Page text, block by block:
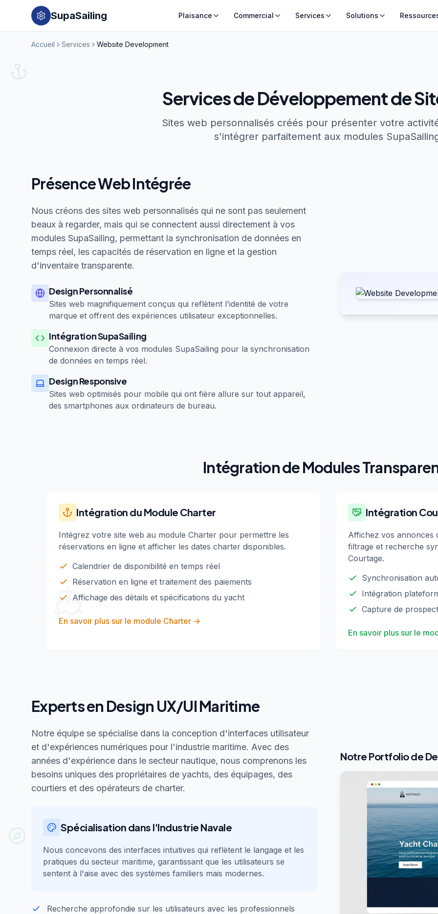
SupaSailing Plaisance Commercial Services Solutions
Accueil Services Website Development
Services de Développement de
Sites web personnalisés créés pour présenter votre
s'intégrer parfaitement aux modules
Présence Web Intégrée
Nous créons des sites web personnalisés qui ne sont pas seulement
beaux à regarder, mais qui se connectent aussi directement à vos
modules SupaSailing, permettant la synchronisation de données en
temps réel, les capacités de réservation en ligne et la gestion
d'inventaire transparente.
Design Personnalisé
Sites web magnifiquement conçus qui reflètent l'identité de votre
marque et offrent des expériences utilisateur exceptionnelles.
Intégration SupaSailing
Connexion directe à vos modules SupaSailing pour la synchronisation
de données en temps réel.
Design Responsive
Sites web optimisés pour mobile qui ont fière allure sur tout appareil,
des smartphones aux ordinateurs de bureau.
Intégration de Modules
Intégration du Module Charter
Intégrez votre site web au module Charter pour permettre les
réservations en ligne et afficher les dates charter disponibles.
Calendrier de disponibilité en temps réel
Réservation en ligne et traitement des paiements
Affichage des détails et spécifications du yacht
En savoir plus sur le module Charter →
Intégration
Affichez vos annonces
filtrage et recherche
Courtage.
Synchronisation
Intégration
Capture de
En savoir plus sur le
Experts en Design UX/UI Maritime
Notre équipe se spécialise dans la conception d'interfaces utilisateur
et d'expériences numériques pour l'industrie maritime. Avec des
années d'expérience dans le secteur nautique, nous comprenons les
besoins uniques des propriétaires de yachts, des équipages, des
courtiers et des opérateurs de charter.
Spécialisation dans l'Industrie Navale
Nous concevons des interfaces intuitives qui reflètent le langage et les
pratiques du secteur maritime, garantissant que les utilisateurs se
sentent à l'aise avec des systèmes familiers mais modernes.
Recherche approfondie sur les utilisateurs avec les professionnels
Notre Portfolio de